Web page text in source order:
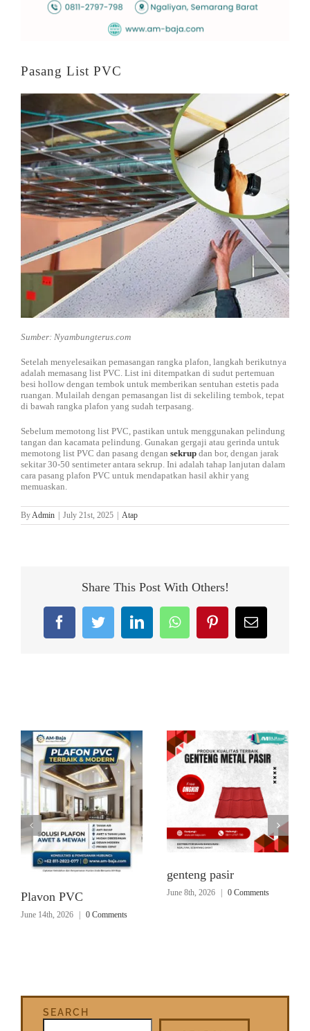
Pasang List PVC
Sumber: Nyambungterus.com
Setelah menyelesaikan pemasangan rangka plafon, langkah berikutnya
adalah memasang list PVC. List ini ditempatkan di sudut pertemuan
besi hollow dengan tembok untuk memberikan sentuhan estetis pada
ruangan. Mulailah dengan pemasangan list di sekeliling tembok, tepat
di bawah rangka plafon yang sudah terpasang.
Sebelum memotong list PVC, pastikan untuk menggunakan pelindung
tangan dan kacamata pelindung. Gunakan gergaji atau gerinda untuk
memotong list PVC dan pasang dengan sekrup dan bor, dengan jarak
sekitar 30-50 sentimeter antara sekrup. Ini adalah tahap lanjutan dalam
cara pasang plafon PVC untuk mendapatkan hasil akhir yang
memuaskan.
By Admin | July 21st, 2025 | Atap
Share This Post With Others!
FacebookTwitterLinkedInWhatsAppPinterestEmail
Plavon PVC
June 14th, 2026 | 0 Comments
genteng pasir
June 8th, 2026 0 Comments
SEARCH